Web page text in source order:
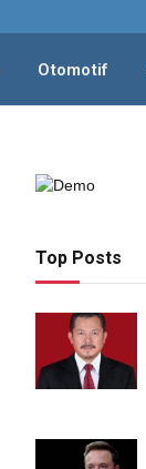
Otomotif
Top Posts